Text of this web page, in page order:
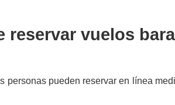
reservar vuelos
personas pueden reservar en línea